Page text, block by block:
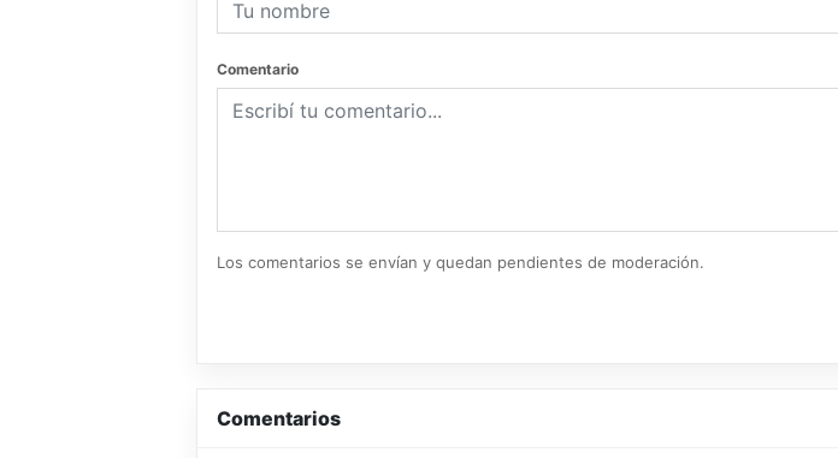
Comentario
Los comentarios se envían y quedan pendientes de moderación.
Comentarios